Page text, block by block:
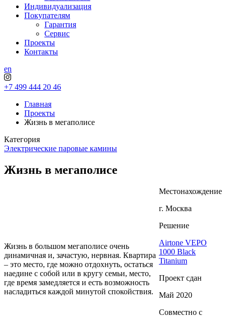
Индивидуализация
Покупателям
Гарантия
Сервис
Проекты
Контакты
en
+7 499 444 20 46
Главная
Проекты
Жизнь в мегаполисе
Категория
Электрические паровые камины
Жизнь в мегаполисе
Жизнь в большом мегаполисе очень
динамичная и, зачастую, нервная. Квартира
– это место, где можно отдохнуть, остаться
наедине с собой или в кругу семьи, место,
где время замедляется и есть возможность
насладиться каждой минутой спокойствия.
Местонахождение
г. Москва
Решение
Airtone VEPO
1000 Black
Titanium
Проект сдан
Май 2020
Совместно с